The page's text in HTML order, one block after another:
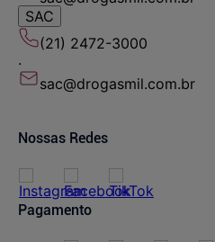
SAC
(21) 2472-3000
.
sac@drogasmil.com.br
Nossas Redes
Pagamento